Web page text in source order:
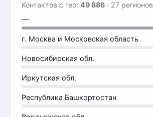
Контактов с гео: 49 886 · 27 регионов
—
г. Москва и Московская область
Новосибирская обл.
Иркутская обл.
Республика Башкортостан